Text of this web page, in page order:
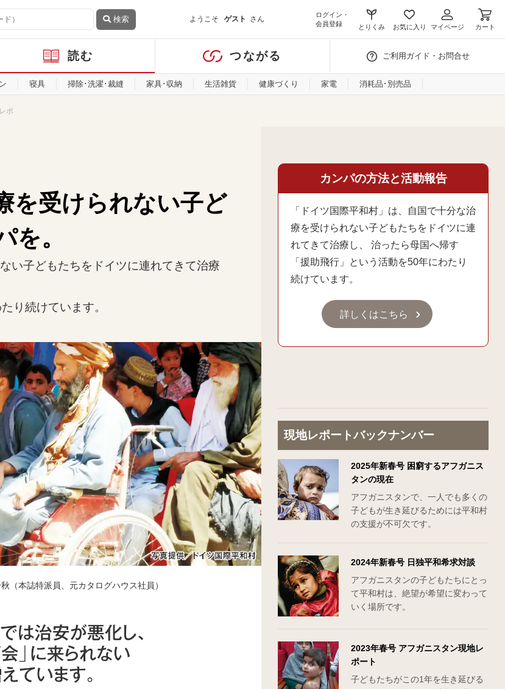
検索 ようこそ ゲスト さん
ログイン・
会員登録
とりくみ お気に入り マイページ カート
読む つながる ご利用ガイド・お問合せ
寝具 掃除･洗濯･裁縫 家具･収納 生活雑貨 健康づくり 家電 消耗品･別売品
ポ
を受けられない子ど
を。
い子どもたちをドイツに連れてきて治療
り続けています。
（本誌特派員、元カタログハウス社員）
カンパの方法と活動報告
「ドイツ国際平和村」は、自国で十分な治
療を受けられない子どもたちをドイツに連
れてきて治療し、 治ったら母国へ帰す
「援助飛行」という活動を50年にわたり
続けています。
詳しくはこちら
現地レポートバックナンバー
2025年新春号 困窮するアフガニス
タンの現在
アフガニスタンで、一人でも多くの
子どもが生き延びるためには平和村
の支援が不可欠です。
2024年新春号 日独平和希求対談
アフガニスタンの子どもたちにとっ
て平和村は、絶望が希望に変わって
いく場所です。
2023年春号 アフガニスタン現地レ
ポート
子どもたちがこの1年を生き延びる